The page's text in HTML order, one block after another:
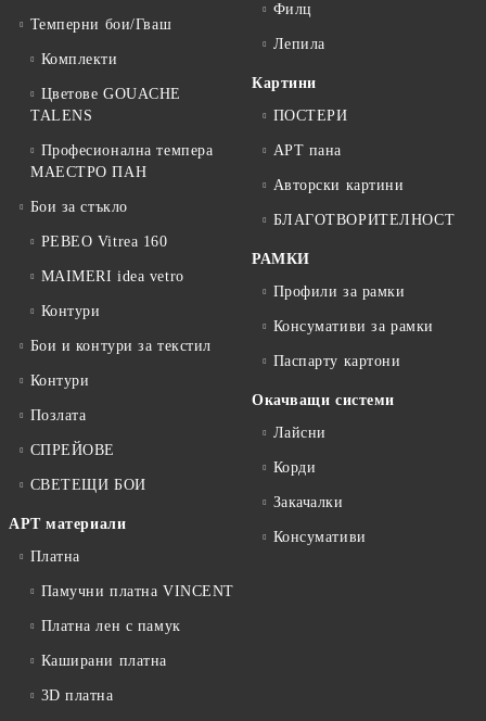
Темперни бои/Гваш
Комплекти
Цветове GOUACHE
TALENS
Професионална темпера
МАЕСТРО ПАН
Бои за стъкло
PEBEO Vitrea 160
MAIMERI idea vetro
Контури
Бои и контури за текстил
Контури
Позлата
СПРЕЙОВЕ
СВЕТЕЩИ БОИ
АРТ материали
Платна
Памучни платна VINCENT
Платна лен с памук
Каширани платна
3D платна
Филц
Лепила
Картини
ПОСТЕРИ
АРТ пана
Авторски картини
БЛАГОТВОРИТЕЛНОСТ
РАМКИ
Профили за рамки
Консумативи за рамки
Паспарту картони
Окачващи системи
Лайсни
Корди
Закачалки
Консумативи